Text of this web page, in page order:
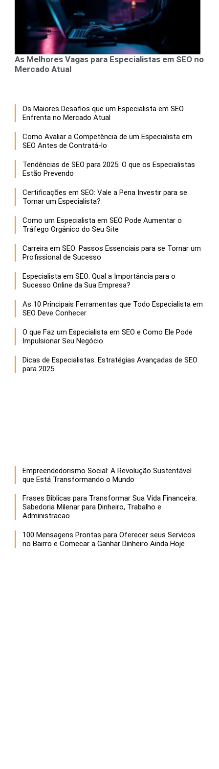
As Melhores Vagas para Especialistas em SEO no
Mercado Atual
Os Maiores Desafios que um Especialista em SEO
Enfrenta no Mercado Atual
Como Avaliar a Competência de um Especialista em
SEO Antes de Contratá-lo
Tendências de SEO para 2025: O que os Especialistas
Estão Prevendo
Certificações em SEO: Vale a Pena Investir para se
Tornar um Especialista?
Como um Especialista em SEO Pode Aumentar o
Tráfego Orgânico do Seu Site
Carreira em SEO: Passos Essenciais para se Tornar um
Profissional de Sucesso
Especialista em SEO: Qual a Importância para o
Sucesso Online da Sua Empresa?
As 10 Principais Ferramentas que Todo Especialista em
SEO Deve Conhecer
O que Faz um Especialista em SEO e Como Ele Pode
Impulsionar Seu Negócio
Dicas de Especialistas: Estratégias Avançadas de SEO
para 2025
Empreendedorismo Social: A Revolução Sustentável
que Está Transformando o Mundo
Frases Biblicas para Transformar Sua Vida Financeira:
Sabedoria Milenar para Dinheiro, Trabalho e
Administracao
100 Mensagens Prontas para Oferecer seus Servicos
no Bairro e Comecar a Ganhar Dinheiro Ainda Hoje